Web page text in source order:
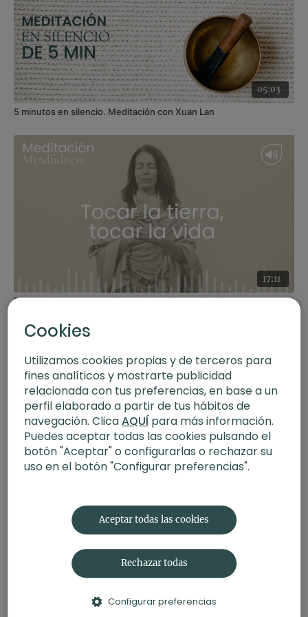
la meditación puedes hacerla sentado en una silla o
sobre un cojín.
05:03
5 minutos en silencio. Meditación con Xuan Lan
17:11
Tocar la tierra, tocar la vida. Meditación con Candida
Cookies
Utilizamos cookies propias y de terceros para
fines analíticos y mostrarte publicidad
relacionada con tus preferencias, en base a un
perfil elaborado a partir de tus hábitos de
navegación. ClicaAQUÍpara más información.
Puedes aceptar todas las cookies pulsando el
botón "Aceptar" o configurarlas o rechazar su
uso en el botón "Configurar preferencias".
Aceptar todas las cookies
Rechazar todas
Configurar preferencias